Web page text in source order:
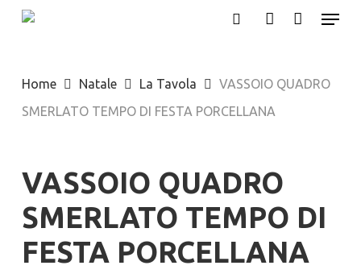
Skip
content
Menu
Home Natale La Tavola
VASSOIO QUADRO
SMERLATO TEMPO DI FESTA PORCELLANA
VASSOIO QUADRO
SMERLATO TEMPO DI
FESTA PORCELLANA
Menu